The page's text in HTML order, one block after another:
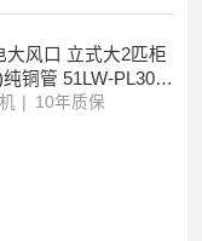
99%
风口 立式大2匹柜